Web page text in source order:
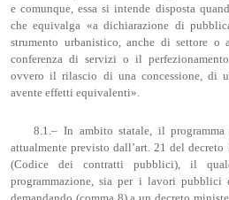
e comunque, essa si intende disposta
che equivalga «a dichiarazione di
strumento urbanistico, anche di settore
conferenza di servizi o il
ovvero il rilascio di una concessione, di
avente effetti equivalenti».
8.1.– In ambito statale, il
attualmente previsto dall’art. 21 del
(Codice dei contratti pubblici), il
programmazione, sia per i lavori